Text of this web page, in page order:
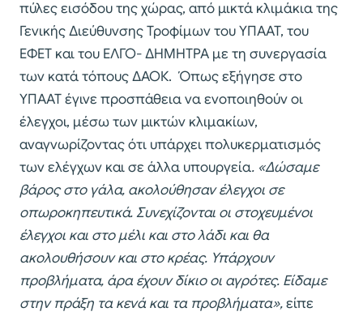
πύλες εισόδου της χώρας, από μικτά κλιμάκια της
Γενικής Διεύθυνσης Τροφίμων του ΥΠΑΑΤ, του
ΕΦΕΤ και του ΕΛΓΟ- ΔΗΜΗΤΡΑ με τη συνεργασία
των κατά τόπους ΔΑΟΚ. Όπως εξήγησε στο
ΥΠΑΑΤ έγινε προσπάθεια να ενοποιηθούν οι
έλεγχοι, μέσω των μικτών κλιμακίων,
αναγνωρίζοντας ότι υπάρχει πολυκερματισμός
των ελέγχων και σε άλλα υπουργεία. «Δώσαμε
βάρος στο γάλα, ακολούθησαν έλεγχοι σε
οπωροκηπευτικά. Συνεχίζονται οι στοχευμένοι
έλεγχοι και στο μέλι και στο λάδι και θα
ακολουθήσουν και στο κρέας. Υπάρχουν
προβλήματα, άρα έχουν δίκιο οι αγρότες. Είδαμε
στην πράξη τα κενά και τα προβλήματα»,είπε